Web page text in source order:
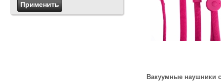
Вакуумные наушники с